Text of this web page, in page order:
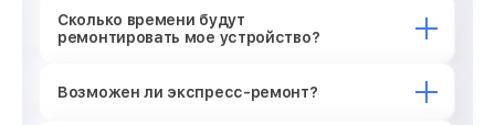
Сколько времени будут
ремонтировать мое устройство?
Возможен ли экспресс-ремонт?